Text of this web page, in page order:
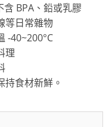
BPA、鉛或乳膠
等日常雜物
-40~200°C
理
食材新鮮。